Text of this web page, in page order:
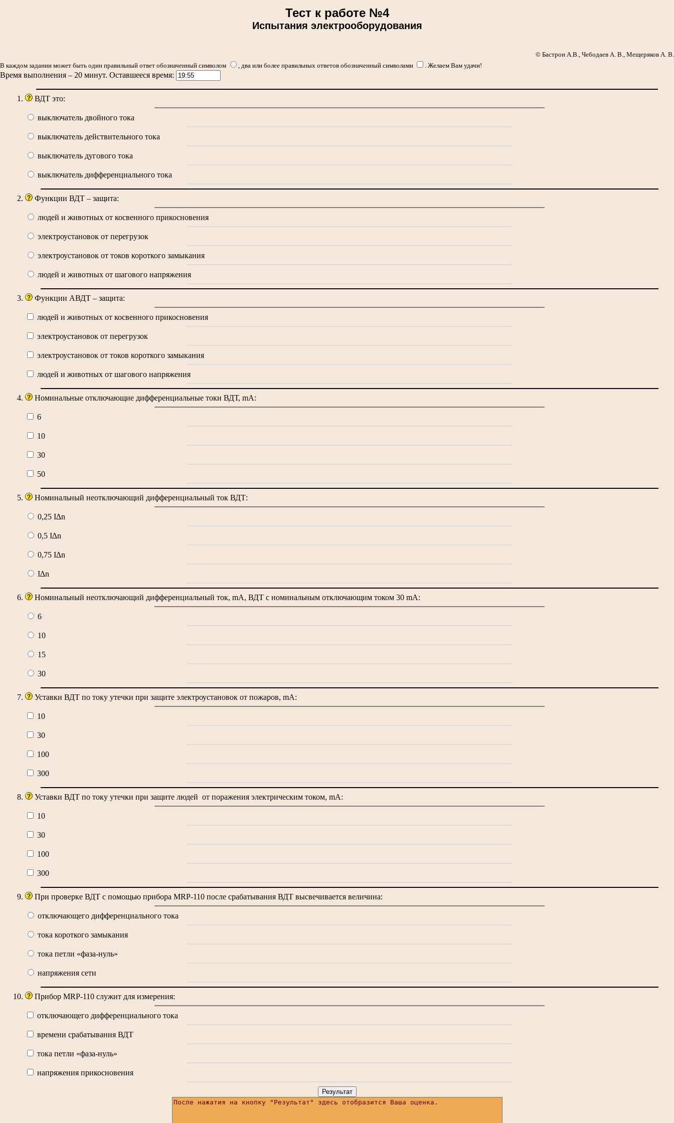
Тест к работе №4
Испытания электрооборудования
© Бастрон А.В., Чебодаев А. В., Мещеряков А. В.
В каждом задании может быть один правильный ответ обозначенный символом
, два или более правильных ответов обозначенный символами . Желаем Вам удачи!
Время выполнения – 20 минут. Оставшееся время:
ВДТ это:
выключатель двойного тока
выключатель действительного тока
выключатель дугового тока
выключатель дифференциального тока
Функции ВДТ – защита:
людей и животных от косвенного прикосновения
электроустановок от перегрузок
электроустановок от токов короткого замыкания
людей и животных от шагового напряжения
Функции АВДТ – защита:
людей и животных от косвенного прикосновения
электроустановок от перегрузок
электроустановок от токов короткого замыкания
людей и животных от шагового напряжения
Номинальные отключающие дифференциальные токи ВДТ, mA:
6
10
30
50
Номинальный неотключающий дифференциальный ток ВДТ:
0,25 I∆n
0,5 I∆n
0,75 I∆n
I∆n
Номинальный неотключающий дифференциальный ток, mA, ВДТ с номинальным отключающим током 30 mA:
6
10
15
30
Уставки ВДТ по току утечки при защите электроустановок от пожаров, mA:
10
30
100
300
Уставки ВДТ по току утечки при защите людей от поражения электрическим током, mA:
10
30
100
300
При проверке ВДТ с помощью прибора MRP-110 после срабатывания ВДТ высвечивается величина:
отключающего дифференциального тока
тока короткого замыкания
тока петли «фаза-нуль»
напряжения сети
Прибор MRP-110 служит для измерения:
отключающего дифференциального тока
времени срабатывания ВДТ
тока петли «фаза-нуль»
напряжения прикосновения